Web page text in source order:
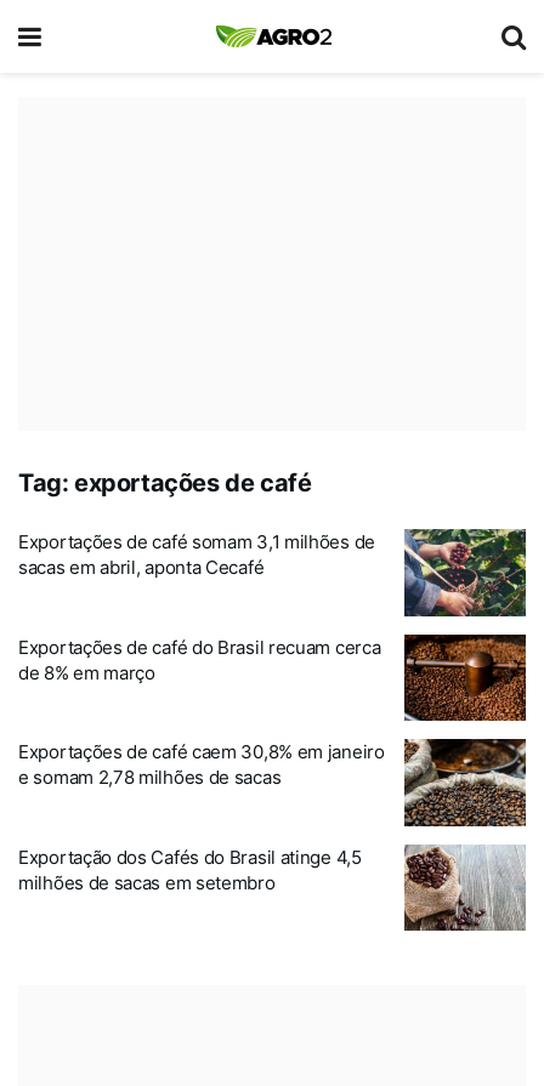
Tag: exportações de café
Exportações de café somam 3,1 milhões de
sacas em abril, aponta Cecafé
Exportações de café do Brasil recuam cerca
de 8% em março
Exportações de café caem 30,8% em janeiro
e somam 2,78 milhões de sacas
Exportação dos Cafés do Brasil atinge 4,5
milhões de sacas em setembro